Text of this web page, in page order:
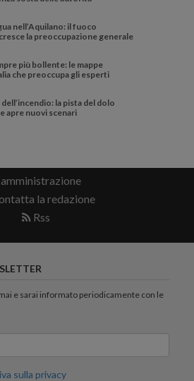
nell’Aquilano: il fuoco
la preoccupazione generale
più bollente: le mappe
che preoccupa gli esperti
la pista del dolo
apre nuovi scenari
la redazione
Rss
e sarai informato periodicamente con le
sulla privacy